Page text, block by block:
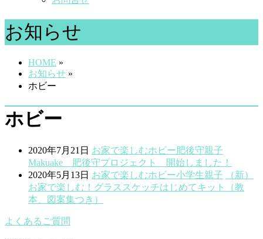
お知らせ
HOME »
お知らせ »
ホビー
ホビー
2020年7月21日 お家で楽しむホビー 肥後守親子
Makuake 肥後守プロジェクト 開始しました！
2020年5月13日 お家で楽しむホビー小学生親子
（新）
お家で楽しむ！グラススケッチはじめてキット（教
本、図案集つき）
よくあるご質問